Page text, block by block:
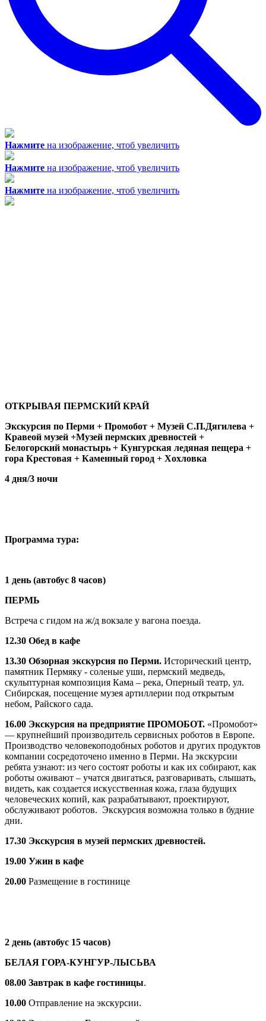
Нажмите на изображение, чтоб увеличить
Нажмите на изображение, чтоб увеличить
Нажмите на изображение, чтоб увеличить
ОТКРЫВАЯ ПЕРМСКИЙ КРАЙ
Экскурсия по Перми + Промобот + Музей С.П.Дягилева +
Кравеой музей +Музей пермских древностей +
Белогорский монастырь + Кунгурская ледяная пещера +
гора Крестовая + Каменный город + Хохловка
4 дня/3 ночи
Программа тура:
1 день (автобус 8 часов)
ПЕРМЬ
Встреча с гидом на ж/д вокзале у вагона поезда.
12.30 Обед в кафе
13.30 Обзорная экскурсия по Перми. Исторический центр,
памятник Пермяку - соленые уши, пермский медведь,
скульптурная композиция Кама – река, Оперный театр, ул.
Сибирская, посещение музея артиллерии под открытым
небом, Райского сада.
16.00 Экскурсия на предприятие ПРОМОБОТ. «Промобот»
— крупнейший производитель сервисных роботов в Европе.
Производство человекоподобных роботов и других продуктов
компании сосредоточено именно в Перми. На экскурсии
ребята узнают: из чего состоят роботы и как их собирают, как
роботы оживают – учатся двигаться, разговаривать, слышать,
видеть, как создается искусственная кожа, глаза будущих
человеческих копий, как разрабатывают, проектируют,
обслуживают роботов. Экскурсия возможна только в будние
дни.
17.30 Экскурсия в музей пермских древностей.
19.00 Ужин в кафе
20.00 Размещение в гостинице
2 день (автобус 15 часов)
БЕЛАЯ ГОРА-КУНГУР-ЛЫСЬВА
08.00 Завтрак в кафе гостиницы.
10.00 Отправление на экскурсии.